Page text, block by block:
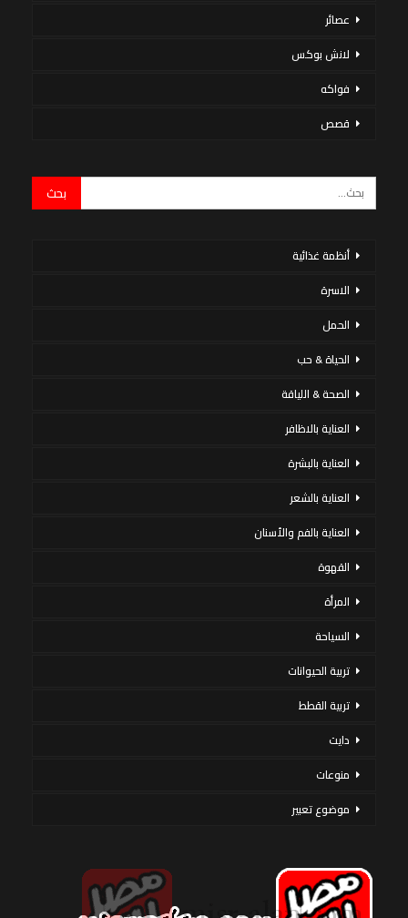
عصائر
لانش بوكس
فواكه
قصص
أنظمة غذائية
الاسرة
الحمل
الحياة & حب
الصحة & اللياقة
العناية بالاظافر
العناية بالبشرة
العناية بالشعر
العناية بالفم والأسنان
القهوة
المرأة
السياحة
تربية الحيوانات
تربية القطط
دايت
منوعات
موضوع تعبير